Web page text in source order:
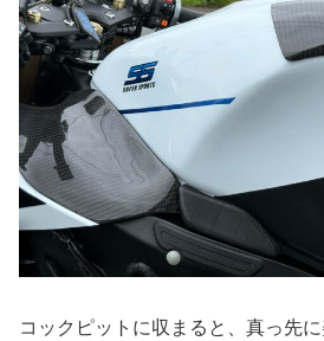
コックピットに収まると、真っ先